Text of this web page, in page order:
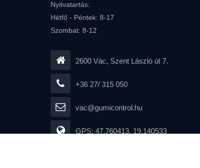
Nyitvatartás:
Hétfő - Péntek: 8-17
Szombat: 8-12
2600 Vác, Szent László út 7.
+36 27/ 315 050
vac@gumicontrol.hu
GPS: 47.760413, 19.140533